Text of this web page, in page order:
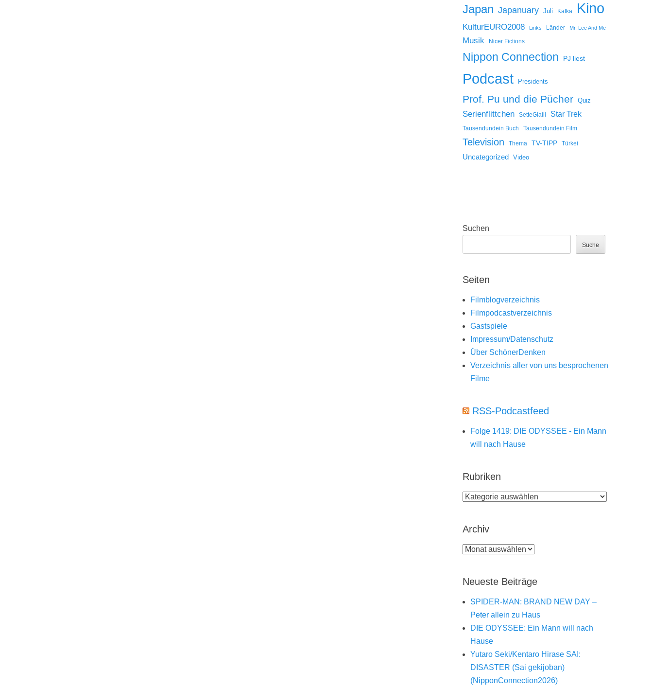
Japan Japanuary Juli Kafka Kino
KulturEURO2008 Links Länder Mr. Lee And Me
Musik Nicer Fictions
Nippon Connection PJ liest
Podcast Presidents
Prof. Pu und die Pücher Quiz
Serienflittchen SetteGialli Star Trek
Tausendundein Buch Tausendundein Film
Television Thema TV-TIPP Türkei
Uncategorized Video
Suchen
Suche
Seiten
Filmblogverzeichnis
Filmpodcastverzeichnis
Gastspiele
Impressum/Datenschutz
Über SchönerDenken
Verzeichnis aller von uns besprochenen
Filme
RSS-Podcastfeed
Folge 1419: DIE ODYSSEE - Ein Mann
will nach Hause
Rubriken
Rubriken
Archiv
Archiv
Neueste Beiträge
SPIDER-MAN: BRAND NEW DAY –
Peter allein zu Haus
DIE ODYSSEE: Ein Mann will nach
Hause
Yutaro Seki/Kentaro Hirase SAI:
DISASTER (Sai gekijoban)
(NipponConnection2026)